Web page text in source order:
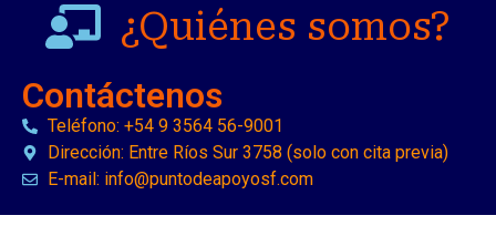
¿Quiénes somos?
Contáctenos
Teléfono: +54 9 3564 56-9001
Dirección: Entre Ríos Sur 3758 (solo con cita previa)
E-mail: info@puntodeapoyosf.com